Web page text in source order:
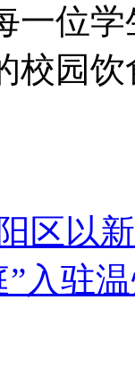
一位
校园
区以
”入驻